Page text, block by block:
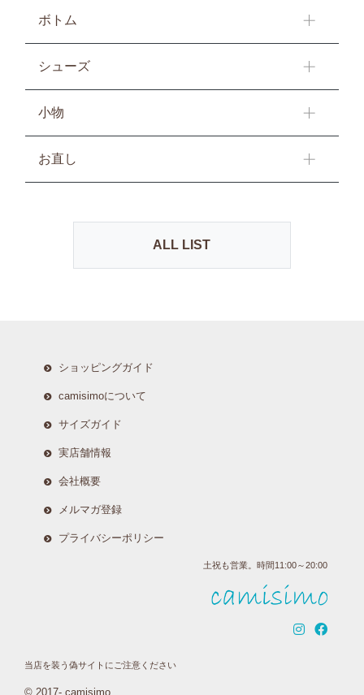
ボトム
シューズ
小物
お直し
ALL LIST
ショッピングガイド
camisimoについて
サイズガイド
実店舗情報
会社概要
メルマガ登録
プライバシーポリシー
土祝も営業。時間11:00～20:00
当店を装う偽サイトにご注意ください
© 2017- camisimo